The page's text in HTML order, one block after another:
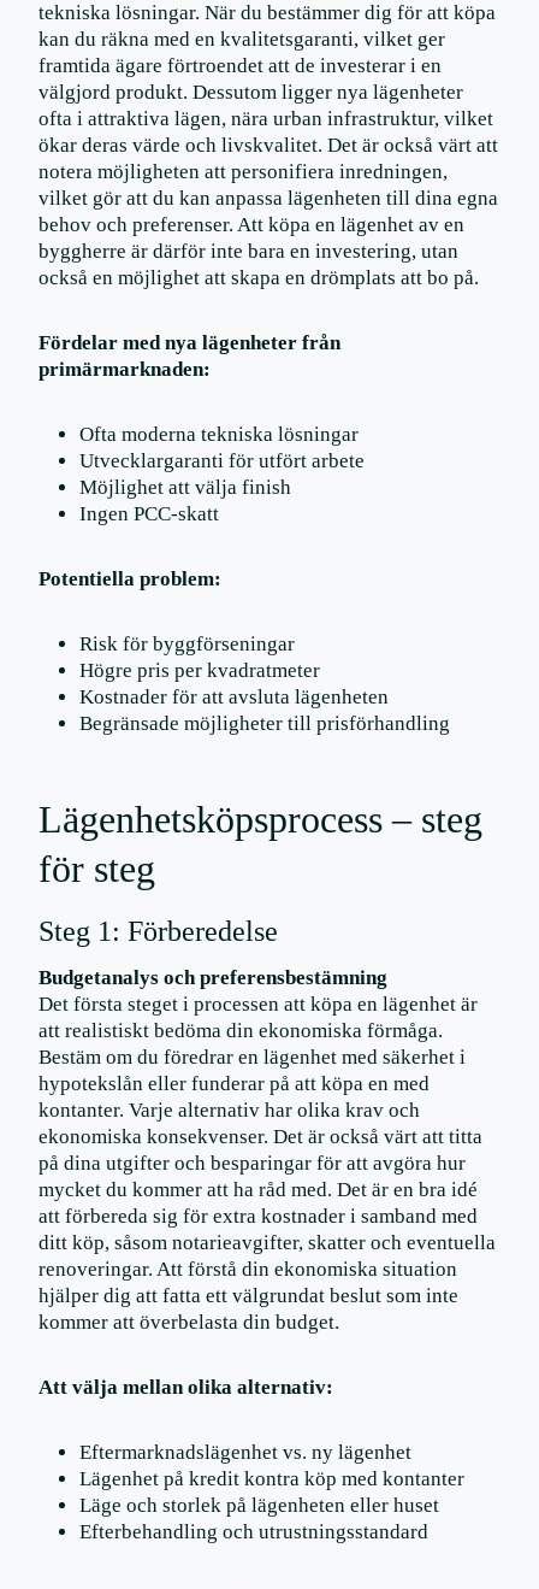
tekniska lösningar. När du bestämmer dig för att köpa
kan du räkna med en kvalitetsgaranti, vilket ger
framtida ägare förtroendet att de investerar i en
välgjord produkt. Dessutom ligger nya lägenheter
ofta i attraktiva lägen, nära urban infrastruktur, vilket
ökar deras värde och livskvalitet. Det är också värt att
notera möjligheten att personifiera inredningen,
vilket gör att du kan anpassa lägenheten till dina egna
behov och preferenser. Att köpa en lägenhet av en
byggherre är därför inte bara en investering, utan
också en möjlighet att skapa en drömplats att bo på.
Fördelar med nya lägenheter från
primärmarknaden:
Ofta moderna tekniska lösningar
Utvecklargaranti för utfört arbete
Möjlighet att välja finish
Ingen PCC-skatt
Potentiella problem:
Risk för byggförseningar
Högre pris per kvadratmeter
Kostnader för att avsluta lägenheten
Begränsade möjligheter till prisförhandling
Lägenhetsköpsprocess – steg
för steg
Steg 1: Förberedelse
Budgetanalys och preferensbestämning
Det första steget i processen att köpa en lägenhet är
att realistiskt bedöma din ekonomiska förmåga.
Bestäm om du föredrar en lägenhet med säkerhet i
hypotekslån eller funderar på att köpa en med
kontanter. Varje alternativ har olika krav och
ekonomiska konsekvenser. Det är också värt att titta
på dina utgifter och besparingar för att avgöra hur
mycket du kommer att ha råd med. Det är en bra idé
att förbereda sig för extra kostnader i samband med
ditt köp, såsom notarieavgifter, skatter och eventuella
renoveringar. Att förstå din ekonomiska situation
hjälper dig att fatta ett välgrundat beslut som inte
kommer att överbelasta din budget.
Att välja mellan olika alternativ:
Eftermarknadslägenhet vs. ny lägenhet
Lägenhet på kredit kontra köp med kontanter
Läge och storlek på lägenheten eller huset
Efterbehandling och utrustningsstandard